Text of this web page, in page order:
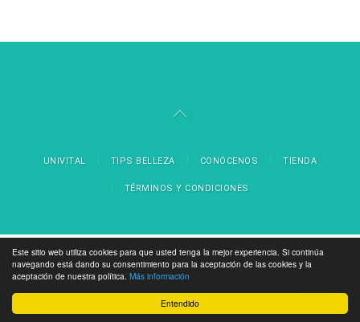
Entendido
Este sitio web utiliza cookies para que usted tenga la mejor experiencia. Si continúa
navegando está dando su consentimiento para la aceptación de las cookies y la
aceptación de nuestra política. Más información
UNIVITAL TIPS BELLEZA CONÓCENOS TIENDA
TÉRMINOS Y CONDICIONES